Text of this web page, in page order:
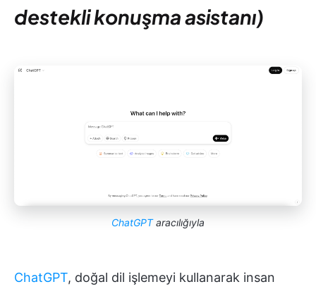
destekli konuşma asistanı)
ChatGPTaracılığıyla
ChatGPT, doğal dil işlemeyi kullanarak insan